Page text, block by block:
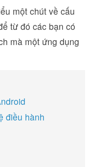
một chút về cấu
từ đó các bạn có
mà một ứng dụng
điều hành